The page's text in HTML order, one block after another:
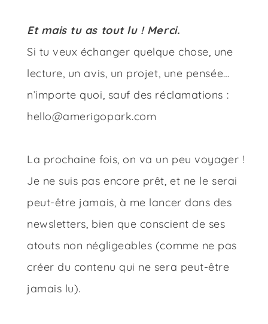
Et mais tu as tout lu ! Merci.
Si tu veux échanger quelque chose, une
lecture, un avis, un projet, une pensée…
n’importe quoi, sauf des réclamations :
hello@amerigopark.com
La prochaine fois, on va un peu voyager !
Je ne suis pas encore prêt, et ne le serai
peut-être jamais, à me lancer dans des
newsletters, bien que conscient de ses
atouts non négligeables (comme ne pas
créer du contenu qui ne sera peut-être
jamais lu).